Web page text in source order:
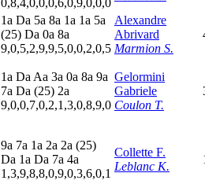
0,8,4,0,0,0,6,0,9,0,0,0
1a Da 5a 8a 1a 1a 5a
(25) Da 0a 8a
9,0,5,2,9,9,5,0,0,2,0,5
Alexandre
Abrivard
Marmion S.
1a Da Aa 3a 0a 8a 9a
7a Da (25) 2a
9,0,0,7,0,2,1,3,0,8,9,0
Gelormini
Gabriele
Coulon T.
9a 7a 1a 2a 2a (25)
Da 1a Da 7a 4a
1,3,9,8,8,0,9,0,3,6,0,1
Collette F.
Leblanc K.